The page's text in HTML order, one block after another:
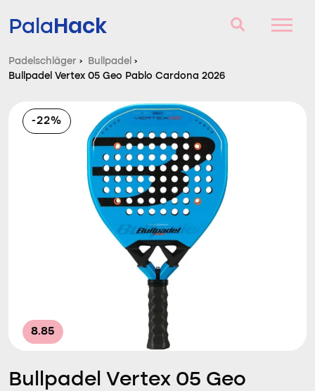
PalaHack
Padelschläger
Fragen und Antworten
Vergleich
Padelschläger › Bullpadel ›
Bullpadel Vertex 05 Geo Pablo Cardona 2026
-22%
8.85
Bullpadel Vertex 05 Geo